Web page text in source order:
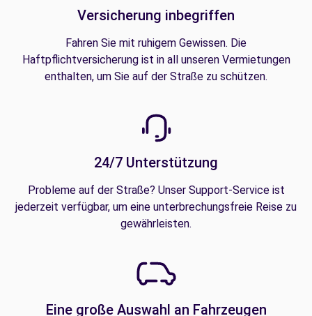
Versicherung inbegriffen
Fahren Sie mit ruhigem Gewissen. Die
Haftpflichtversicherung ist in all unseren Vermietungen
enthalten, um Sie auf der Straße zu schützen.
24/7 Unterstützung
Probleme auf der Straße? Unser Support-Service ist
jederzeit verfügbar, um eine unterbrechungsfreie Reise zu
gewährleisten.
Eine große Auswahl an Fahrzeugen